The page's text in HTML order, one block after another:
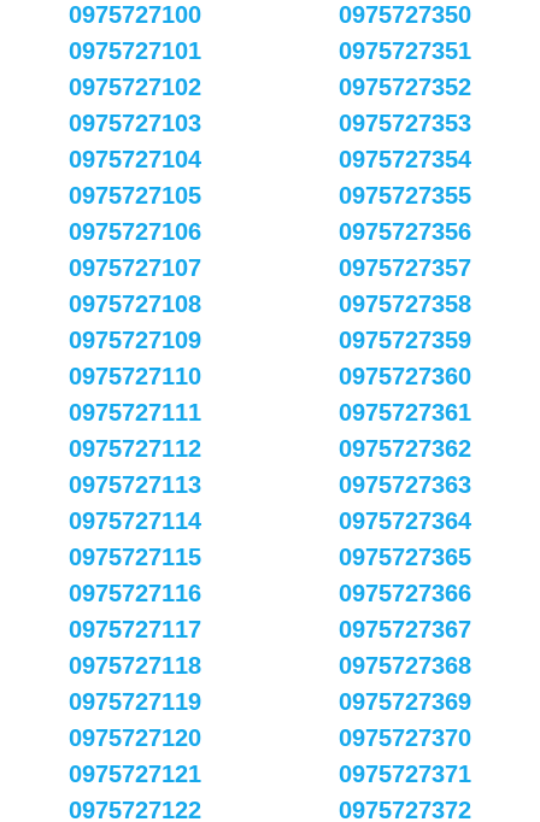
0975727100
0975727101
0975727102
0975727103
0975727104
0975727105
0975727106
0975727107
0975727108
0975727109
0975727110
0975727111
0975727112
0975727113
0975727114
0975727115
0975727116
0975727117
0975727118
0975727119
0975727120
0975727121
0975727122
0975727350
0975727351
0975727352
0975727353
0975727354
0975727355
0975727356
0975727357
0975727358
0975727359
0975727360
0975727361
0975727362
0975727363
0975727364
0975727365
0975727366
0975727367
0975727368
0975727369
0975727370
0975727371
0975727372